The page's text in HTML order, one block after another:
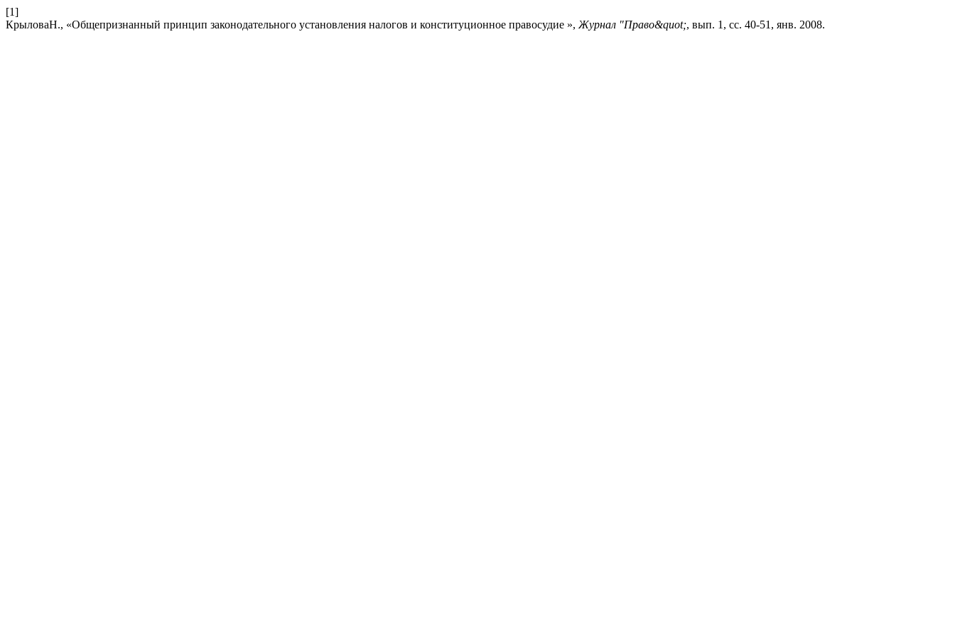
[1]
КрыловаН., «Общепризнанный принцип законодательного установления налогов и конституционное правосудие », Журнал "Право&quot;, вып. 1, сс. 40-51, янв. 2008.